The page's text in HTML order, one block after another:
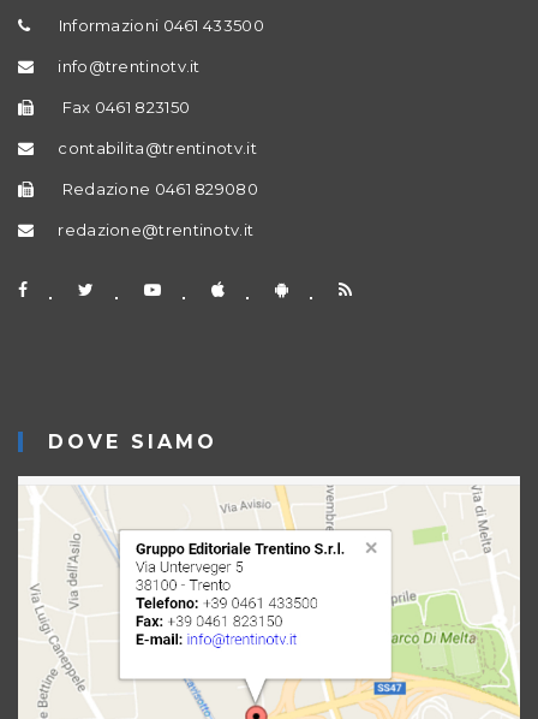
Informazioni 0461 433500
info@trentinotv.it
Fax 0461 823150
contabilita@trentinotv.it
Redazione 0461 829080
redazione@trentinotv.it
DOVE SIAMO